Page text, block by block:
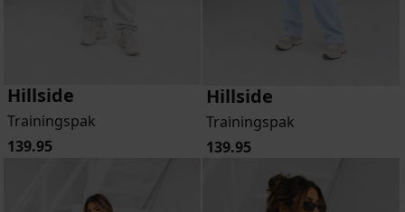
Hillside
Trainingspak
139.95
Hillside
Trainingspak
139.95